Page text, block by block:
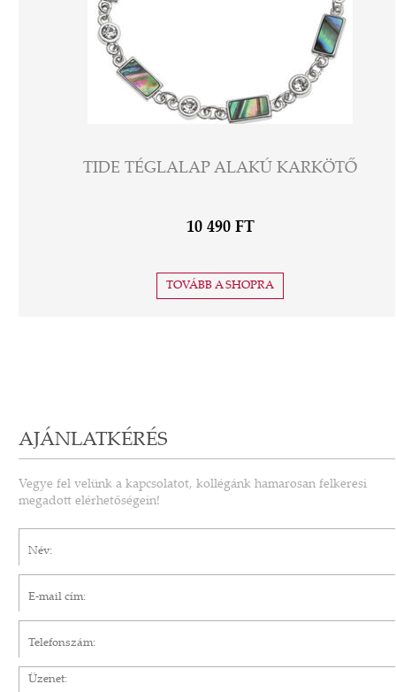
TIDE TÉGLALAP ALAKÚ KARKÖTŐ
10 490 FT
TOVÁBB A SHOPRA
AJÁNLATKÉRÉS
Vegye fel velünk a kapcsolatot, kollégánk hamarosan felkeresi
megadott elérhetőségein!
Üzenet